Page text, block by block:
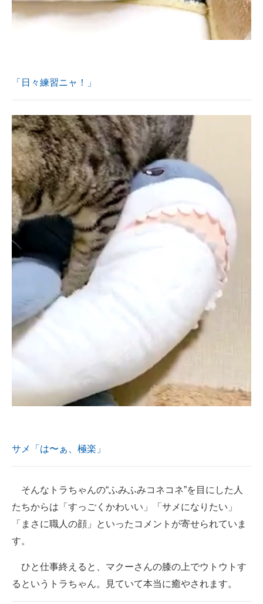
「日々練習ニャ！」
サメ「は〜ぁ、極楽」
そんなトラちゃんの“ふみふみコネコネ”を目にした人
たちからは「すっごくかわいい」「サメになりたい」
「まさに職人の顔」といったコメントが寄せられていま
す。
ひと仕事終えると、マクーさんの膝の上でウトウトす
るというトラちゃん。見ていて本当に癒やされます。